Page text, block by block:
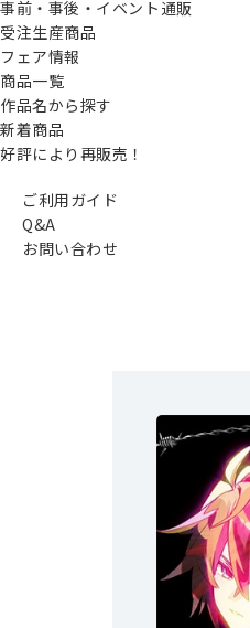
事前・事後・イベント通販
受注生産商品
フェア情報
商品一覧
作品名から探す
新着商品
好評により再販売！
ご利用ガイド
Q&A
お問い合わせ